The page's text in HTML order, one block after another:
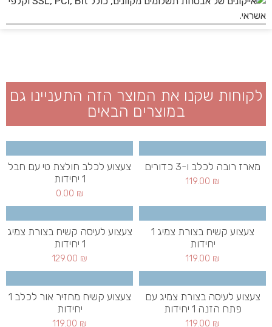
לקוחות שקנו את המוצר הזה התעניינו גם
במוצרים הבאים
מארז רובה לכלב ו-3 כדורים
119.00 ₪
צעצוע לכלב חולצת טי עם חבל
1 יחידות
0.00 ₪
צעצוע קשיח בצורת צמיג 1
יחידות
119.00 ₪
צעצוע לעיסה קשיח בצורת צמיג
1 יחידות
129.00 ₪
צעצוע לעיסה בצורת צמיג עם
פתח הזנה 1 יחידות
119.00 ₪
צעצוע קשיח מחזיר אור לכלב 1
יחידות
119.00 ₪